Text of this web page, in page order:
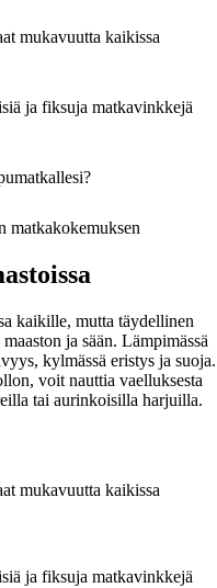
mukavuutta kaikissa
ja fiksuja matkavinkkejä
matkakokemuksen
kaikille, mutta täydellinen
ja sään. Lämpimässä
kylmässä eristys ja suoja.
voit nauttia vaelluksesta
tai aurinkoisilla harjuilla.
mukavuutta kaikissa
ja fiksuja matkavinkkejä